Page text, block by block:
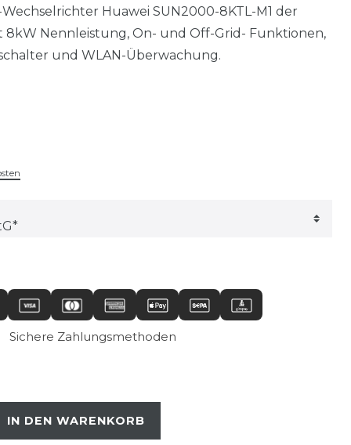
Huawei SUN2000-8KTL-M1 der
8kW Nennleistung, On- und Off-Grid- Funktionen,
und WLAN-Überwachung.
Sichere Zahlungsmethoden
IN DEN WARENKORB